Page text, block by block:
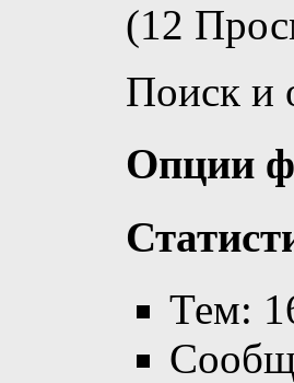
(12
Поиск и
Опции
Тем: